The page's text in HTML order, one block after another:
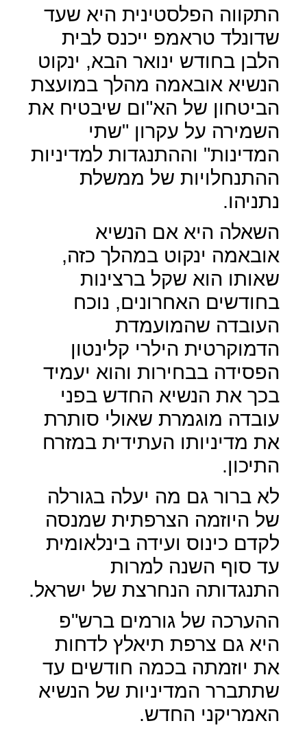
התקווה הפלסטינית היא שעד
שדונלד טראמפ ייכנס לבית
הלבן בחודש ינואר הבא, ינקוט
הנשיא אובאמה מהלך במועצת
הביטחון של הא"ום שיבטיח את
השמירה על עקרון "שתי
המדינות" וההתנגדות למדיניות
ההתנחלויות של ממשלת
נתניהו.
השאלה היא אם הנשיא
אובאמה ינקוט במהלך כזה,
שאותו הוא שקל ברצינות
בחודשים האחרונים, נוכח
העובדה שהמועמדת
הדמוקרטית הילרי קלינטון
הפסידה בבחירות והוא יעמיד
בכך את הנשיא החדש בפני
עובדה מוגמרת שאולי סותרת
את מדיניותו העתידית במזרח
התיכון.
לא ברור גם מה יעלה בגורלה
של היוזמה הצרפתית שמנסה
לקדם כינוס ועידה בינלאומית
עד סוף השנה למרות
התנגדותה הנחרצת של ישראל.
ההערכה של גורמים ברש"פ
היא גם צרפת תיאלץ לדחות
את יוזמתה בכמה חודשים עד
שתתברר המדיניות של הנשיא
האמריקני החדש.